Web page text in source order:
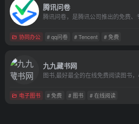
腾讯问卷
协同办公 # qq问卷 # Tencent # 免费
九九藏书网
图书,最好最全的在线免费阅读图书
电子图书 # 免费 # 图书 # 在线阅读